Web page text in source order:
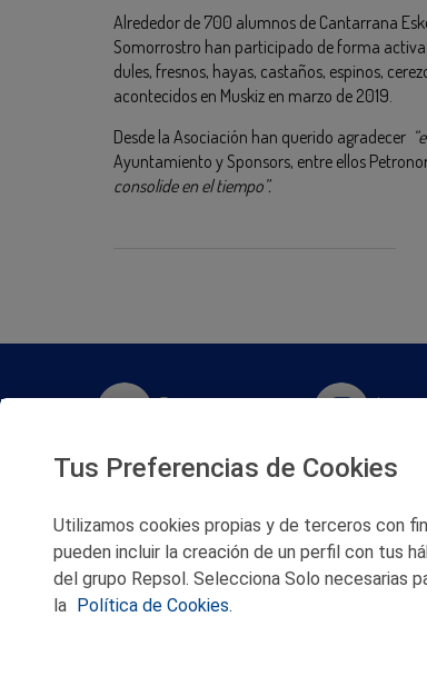
Alrededor de 700 alumnos de Cantarrana
Somorrostro han participado de forma
dules, fresnos, hayas, castaños, espinos,
acontecidos en Muskiz en marzo de 2019.
Desde la Asociación han querido agradecer
Ayuntamiento y Sponsors, entre ellos
consolide en el tiempo”.
Twitter
Facebook
Youtube
Flickr
Tus Preferencias de Cookies
Utilizamos cookies propias y de terceros con
pueden incluir la creación de un perfil con tus
del grupo Repsol. Selecciona Solo necesarias
la Política de Cookies.